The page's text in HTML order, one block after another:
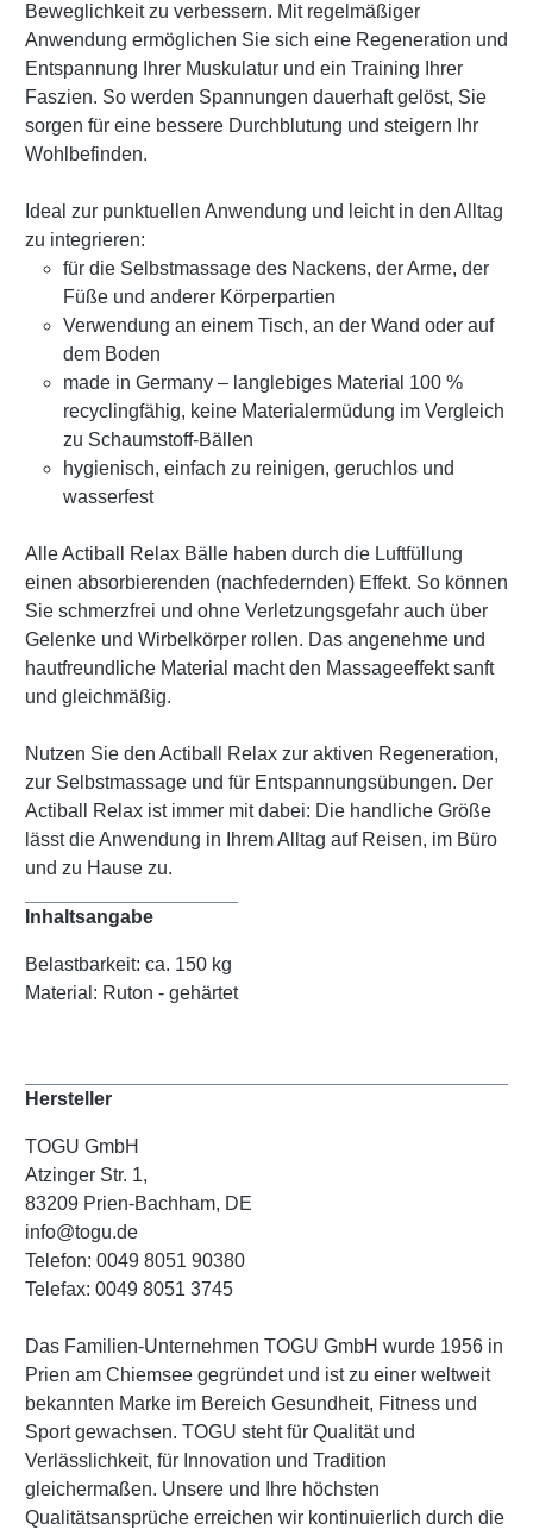
Beweglichkeit zu verbessern. Mit regelmäßiger
Anwendung ermöglichen Sie sich eine Regeneration und
Entspannung Ihrer Muskulatur und ein Training Ihrer
Faszien. So werden Spannungen dauerhaft gelöst, Sie
sorgen für eine bessere Durchblutung und steigern Ihr
Wohlbefi­nden.
Ideal zur punktuellen Anwendung und leicht in den Alltag
zu integrieren:
für die Selbstmassage des Nackens, der Arme, der
Füße und anderer Körperpartien
Verwendung an einem Tisch, an der Wand oder auf
dem Boden
made in Germany – langlebiges Material 100 %
recyclingfähig, keine Materialermüdung im Vergleich
zu Schaumstoff‑Bällen
hygienisch, einfach zu reinigen, geruchlos und
wasserfest
Alle Actiball Relax Bälle haben durch die Luftfüllung
einen absorbierenden (nachfedernden) Effekt. So können
Sie schmerzfrei und ohne Verletzungsgefahr auch über
Gelenke und Wirbelkörper rollen. Das angenehme und
hautfreundliche Material macht den Massageeffekt sanft
und gleichmäßig.
Nutzen Sie den Actiball Relax zur aktiven Regeneration,
zur Selbstmassage und für Entspannungsübungen. Der
Actiball Relax ist immer mit dabei: Die handliche Größe
lässt die Anwendung in Ihrem Alltag auf Reisen, im Büro
und zu Hause zu.
Inhaltsangabe
Belastbarkeit: ca. 150 kg
Material: Ruton - gehärtet
Hersteller
TOGU GmbH
Atzinger Str. 1,
83209 Prien-Bachham, DE
info@togu.de
Telefon: 0049 8051 90380
Telefax: 0049 8051 3745
Das Familien-Unternehmen TOGU GmbH wurde 1956 in
Prien am Chiemsee gegründet und ist zu einer weltweit
bekannten Marke im Bereich Gesundheit, Fitness und
Sport gewachsen. TOGU steht für Qualität und
Verlässlichkeit, für Innovation und Tradition
gleichermaßen. Unsere und Ihre höchsten
Qualitätsansprüche erreichen wir kontinuierlich durch die